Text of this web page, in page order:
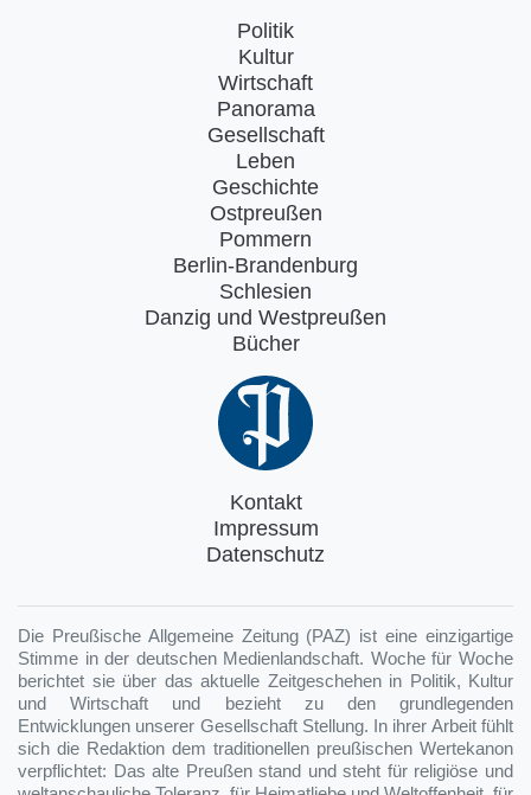
Politik
Kultur
Wirtschaft
Panorama
Gesellschaft
Leben
Geschichte
Ostpreußen
Pommern
Berlin-Brandenburg
Schlesien
Danzig und Westpreußen
Bücher
Kontakt
Impressum
Datenschutz
Die Preußische Allgemeine Zeitung (PAZ) ist eine einzigartige
Stimme in der deutschen Medienlandschaft. Woche für Woche
berichtet sie über das aktuelle Zeitgeschehen in Politik, Kultur
und Wirtschaft und bezieht zu den grundlegenden
Entwicklungen unserer Gesellschaft Stellung. In ihrer Arbeit fühlt
sich die Redaktion dem traditionellen preußischen Wertekanon
verpflichtet: Das alte Preußen stand und steht für religiöse und